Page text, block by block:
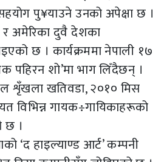
पु¥याउने उनको अपेक्षा छ ।
र अमेरिका दुवै देशका
छ । कार्यक्रममा नेपाली १७
पहिरन शो’मा भाग लिँदैछन् ।
शृँखला खतिवडा, २०१० मिस
विभिन्न गायक÷गायिकाहरूको
छ ।
‘द हाइल्याण्ड आर्ट’ कम्पनी